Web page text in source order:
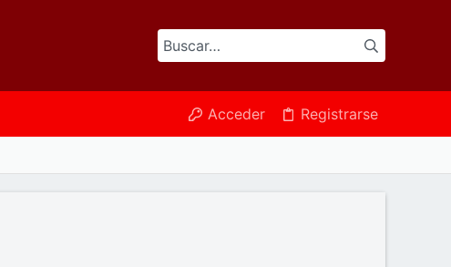
Acceder Registrarse